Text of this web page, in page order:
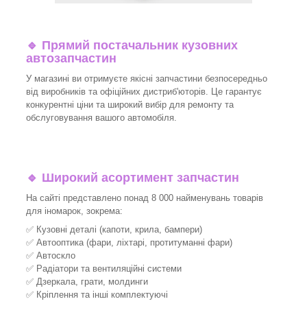
🔹 Прямий постачальник кузовних
автозапчастин
У магазині ви отримуєте якісні запчастини безпосередньо
від виробників та офіційних дистриб'юторів. Це гарантує
конкурентні ціни та широкий вибір для ремонту та
обслуговування вашого автомобіля.
🔹 Широкий асортимент запчастин
На сайті представлено понад 8 000 найменувань товарів
для іномарок, зокрема:
✅ Кузовні деталі (капоти, крила, бампери)
✅ Автооптика (фари, ліхтарі, протитуманні фари)
✅ Автоскло
✅ Радіатори та вентиляційні системи
✅ Дзеркала, грати, молдинги
✅ Кріплення та інші комплектуючі